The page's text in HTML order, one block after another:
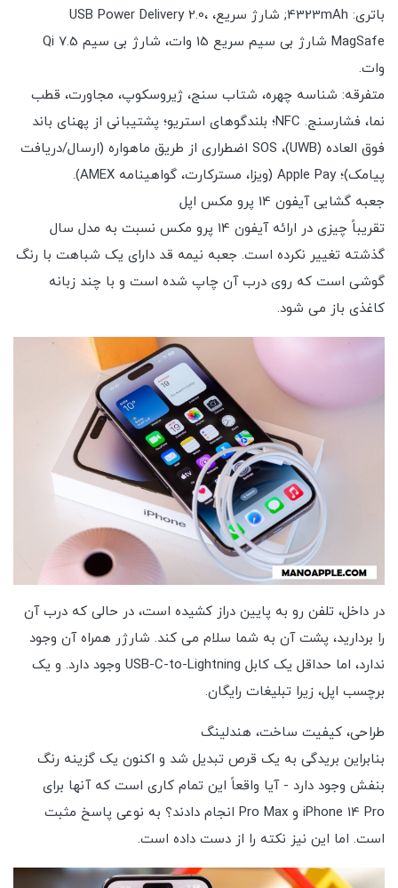
باتری: 4323mAh; شارژ سریع، USB Power Delivery 2.0،
MagSafe شارژ بی سیم سریع 15 وات، شارژ بی سیم Qi 7.5
وات.
متفرقه: شناسه چهره، شتاب سنج، ژیروسکوپ، مجاورت، قطب
نما، فشارسنج. NFC؛ بلندگوهای استریو؛ پشتیبانی از پهنای باند
فوق العاده (UWB)، SOS اضطراری از طریق ماهواره (ارسال/دریافت
پیامک)؛ Apple Pay (ویزا، مسترکارت، گواهینامه AMEX).
جعبه گشایی آیفون 14 پرو مکس اپل
تقریباً چیزی در ارائه آیفون 14 پرو مکس نسبت به مدل سال
گذشته تغییر نکرده است. جعبه نیمه قد دارای یک شباهت با رنگ
گوشی است که روی درب آن چاپ شده است و با چند زبانه
کاغذی باز می شود.
در داخل، تلفن رو به پایین دراز کشیده است، در حالی که درب آن
را بردارید، پشت آن به شما سلام می کند. شارژر همراه آن وجود
ندارد، اما حداقل یک کابل USB-C-to-Lightning وجود دارد. و یک
برچسب اپل، زیرا تبلیغات رایگان.
طراحی، کیفیت ساخت، هندلینگ
بنابراین بریدگی به یک قرص تبدیل شد و اکنون یک گزینه رنگ
بنفش وجود دارد - آیا واقعاً این تمام کاری است که آنها برای
iPhone 14 Pro و Pro Max انجام دادند؟ به نوعی پاسخ مثبت
است. اما این نیز نکته را از دست داده است.